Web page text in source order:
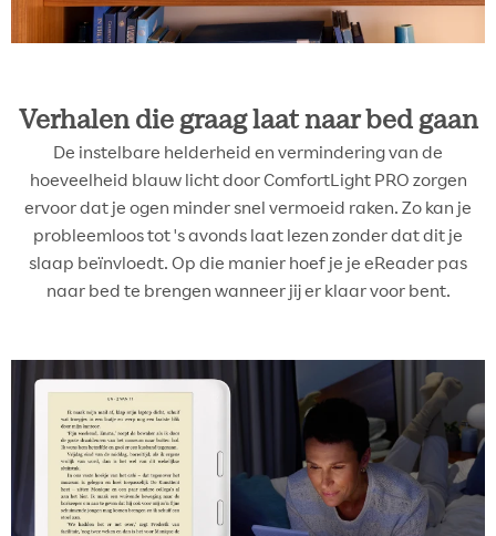
Verhalen die graag laat naar bed gaan
De instelbare helderheid en vermindering van de
hoeveelheid blauw licht door ComfortLight PRO zorgen
ervoor dat je ogen minder snel vermoeid raken. Zo kan je
probleemloos tot 's avonds laat lezen zonder dat dit je
slaap beïnvloedt. Op die manier hoef je je eReader pas
naar bed te brengen wanneer jij er klaar voor bent.